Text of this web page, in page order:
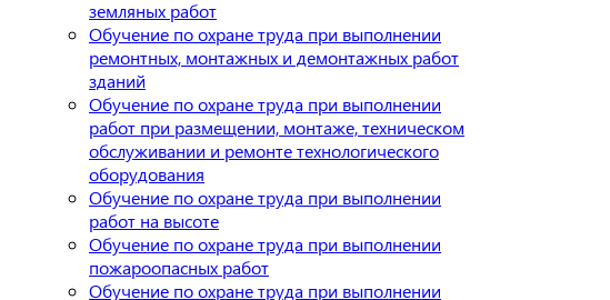
земляных работ
Обучение по охране труда при выполнении
ремонтных, монтажных и демонтажных работ
зданий
Обучение по охране труда при выполнении
работ при размещении, монтаже, техническом
обслуживании и ремонте технологического
оборудования
Обучение по охране труда при выполнении
работ на высоте
Обучение по охране труда при выполнении
пожароопасных работ
Обучение по охране труда при выполнении